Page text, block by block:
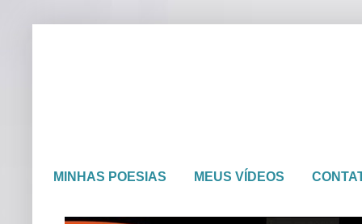
MINHAS POESIAS MEUS VÍDEOS